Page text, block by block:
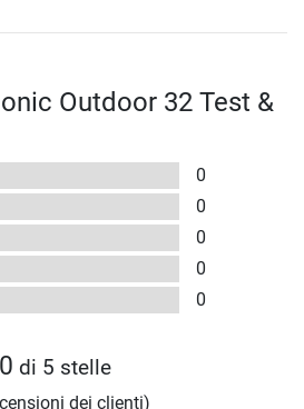
Outdoor 32 Test &
0
0
0
0
0
0 di 5 stelle
dei clienti)